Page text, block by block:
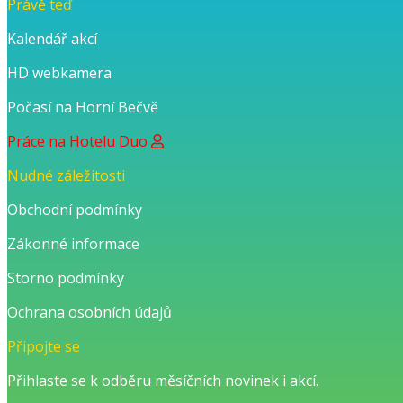
Právě teď
Kalendář akcí
HD webkamera
Počasí na Horní Bečvě
Práce na Hotelu Duo
Nudné záležitosti
Obchodní podmínky
Zákonné informace
Storno podmínky
Ochrana osobních údajů
Připojte se
Přihlaste se k odběru měsíčních novinek i akcí.